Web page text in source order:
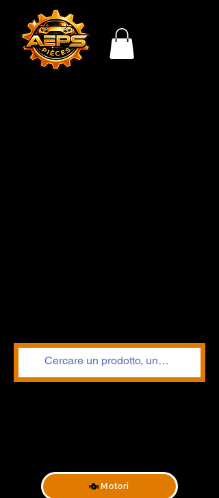
Motori